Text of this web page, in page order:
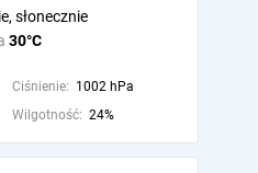
30°C
słonecznie
Ciśnienie: 1002 hPa
Wilgotność: 24%